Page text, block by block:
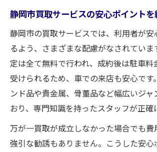
静岡市買取サービスの安心ポイントを
静岡市の買取サービスでは、利用者が安
るよう、さまざまな配慮がなされていま
定は全て無料で行われ、成約後は駐車料
受けられるため、車での来店も安心です
ンド品や貴金属、骨董品など幅広いジャ
おり、専門知識を持ったスタッフが正確
万が一買取が成立しなかった場合でも費
強引な勧誘もありません。こうした安